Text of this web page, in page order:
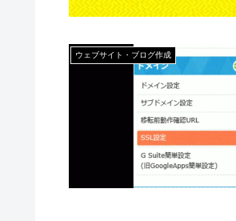
ウェブサイト・ブログ作成